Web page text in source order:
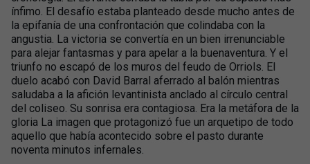
ínfimo. El desafío estaba planteado desde mucho antes de
la epifanía de una confrontación que colindaba con la
angustia. La victoria se convertía en un bien irrenunciable
para alejar fantasmas y para apelar a la buenaventura. Y el
triunfo no escapó de los muros del feudo de Orriols. El
duelo acabó con David Barral aferrado al balón mientras
saludaba a la afición levantinista anclado al círculo central
del coliseo. Su sonrisa era contagiosa. Era la metáfora de la
gloria La imagen que protagonizó fue un arquetipo de todo
aquello que había acontecido sobre el pasto durante
noventa minutos infernales.